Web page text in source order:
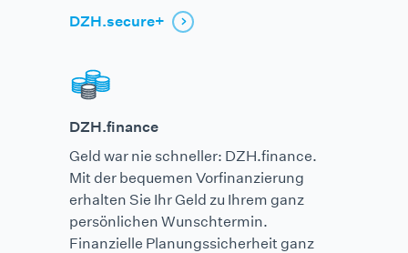
DZH.secure+
DZH.finance
Geld war nie schneller: DZH.finance.
Mit der bequemen Vorfinanzierung
erhalten Sie Ihr Geld zu Ihrem ganz
persönlichen Wunschtermin.
Finanzielle Planungssicherheit ganz